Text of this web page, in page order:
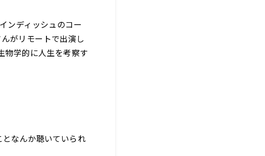
ンディッシュのコー
がリモートで出演し
物学的に人生を考察す
となんか聴いていられ